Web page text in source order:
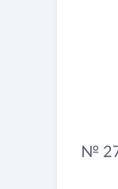
№